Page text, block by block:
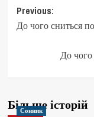
Post
navigation
Previous:
До чого сниться
До чого
Більше історій
Сонник